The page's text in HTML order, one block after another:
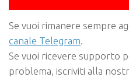
Se vuoi rimanere sempre
canale Telegram
Se vuoi ricevere supporto
problema, iscriviti alla